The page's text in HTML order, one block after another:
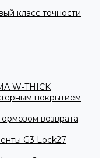
класс точности
W-THICK
покрытием
возврата
G3 Lock27